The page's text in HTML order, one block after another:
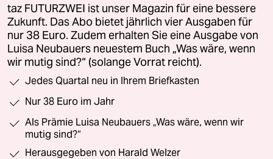
taz FUTURZWEI ist unser Magazin für eine bessere
Zukunft. Das Abo bietet jährlich vier Ausgaben für
nur 38 Euro. Zudem erhalten Sie eine Ausgabe von
Luisa Neubauers neuestem Buch „Was wäre, wenn
wir mutig sind?“ (solange Vorrat reicht).
Jedes Quartal neu in Ihrem Briefkasten
Nur 38 Euro im Jahr
Als Prämie Luisa Neubauers „Was wäre, wenn wir
mutig sind?“
Herausgegeben von Harald Welzer